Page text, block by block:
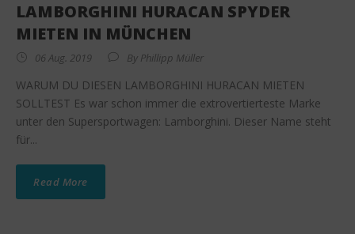
LAMBORGHINI HURACAN SPYDER
MIETEN IN MÜNCHEN
06 Aug. 2019 By Phillipp Müller
WARUM DU DIESEN LAMBORGHINI HURACAN MIETEN
SOLLTEST Es war schon immer die extrovertierteste Marke
unter den Supersportwagen: Lamborghini. Dieser Name steht
für...
Read More